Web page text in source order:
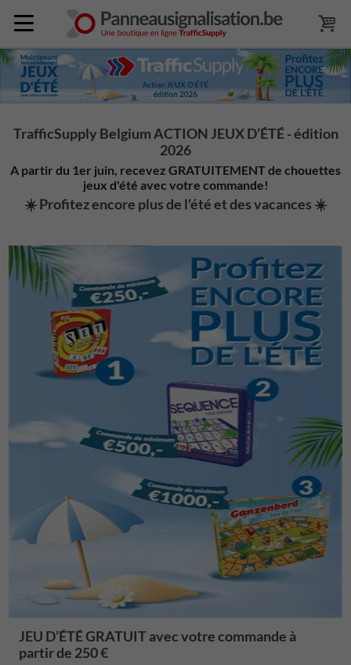
TrafficSupply Belgium ACTION JEUX D’ÉTÉ - édition
2026
A partir du 1er juin, recevez GRATUITEMENT de chouettes
jeux d'été avec votre commande!
☀️ Profitez encore plus de l'été et des vacances ☀️
JEU D’ÉTÉ GRATUIT avec votre commande à
partir de 250 €